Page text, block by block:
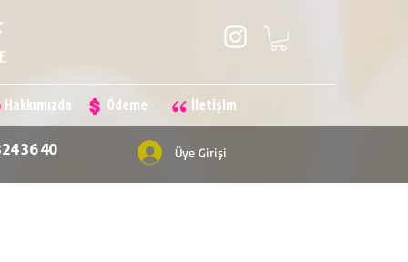
Hakkımızda Ödeme İletişim
Üye Girişi
36 40